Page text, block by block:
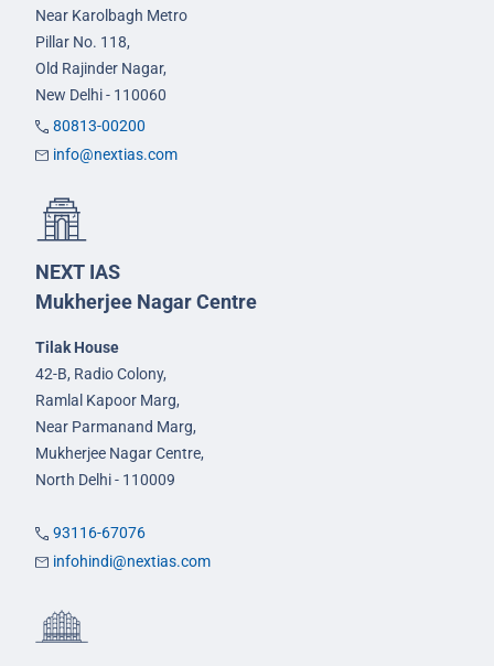
Near Karolbagh Metro
Pillar No. 118,
Old Rajinder Nagar,
New Delhi - 110060
80813-00200
info@nextias.com
NEXT IAS
Mukherjee Nagar Centre
Tilak House
42-B, Radio Colony,
Ramlal Kapoor Marg,
Near Parmanand Marg,
Mukherjee Nagar Centre,
North Delhi - 110009
93116-67076
infohindi@nextias.com